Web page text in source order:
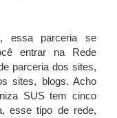
essa parceria se
entrar na Rede
parceria dos sites,
sites, blogs. Acho
SUS tem cinco
esse tipo de rede,